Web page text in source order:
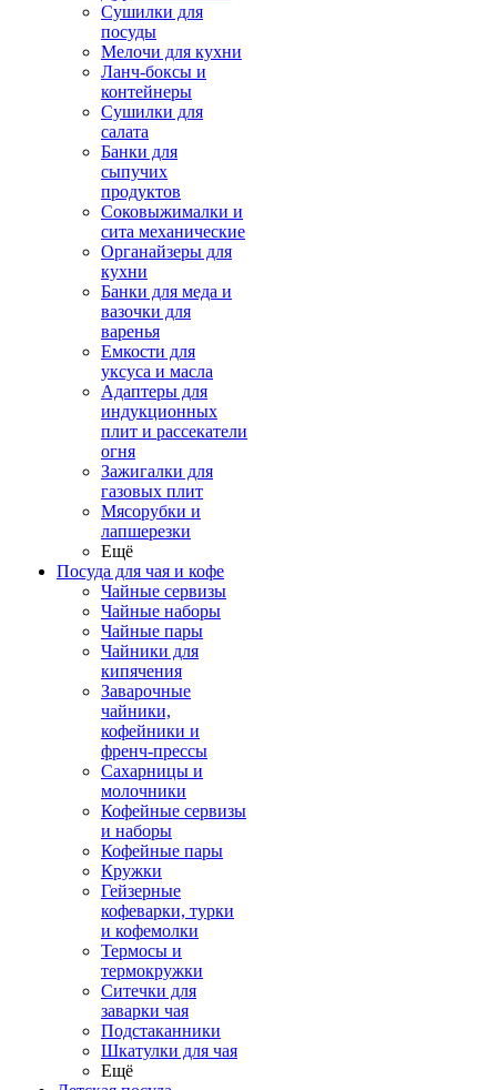
Сушилки для
посуды
Мелочи для кухни
Ланч-боксы и
контейнеры
Сушилки для
салата
Банки для
сыпучих
продуктов
Соковыжималки и
сита механические
Органайзеры для
кухни
Банки для меда и
вазочки для
варенья
Емкости для
уксуса и масла
Адаптеры для
индукционных
плит и рассекатели
огня
Зажигалки для
газовых плит
Мясорубки и
лапшерезки
Ещё
Посуда для чая и кофе
Чайные сервизы
Чайные наборы
Чайные пары
Чайники для
кипячения
Заварочные
чайники,
кофейники и
френч-прессы
Сахарницы и
молочники
Кофейные сервизы
и наборы
Кофейные пары
Кружки
Гейзерные
кофеварки, турки
и кофемолки
Термосы и
термокружки
Ситечки для
заварки чая
Подстаканники
Шкатулки для чая
Ещё